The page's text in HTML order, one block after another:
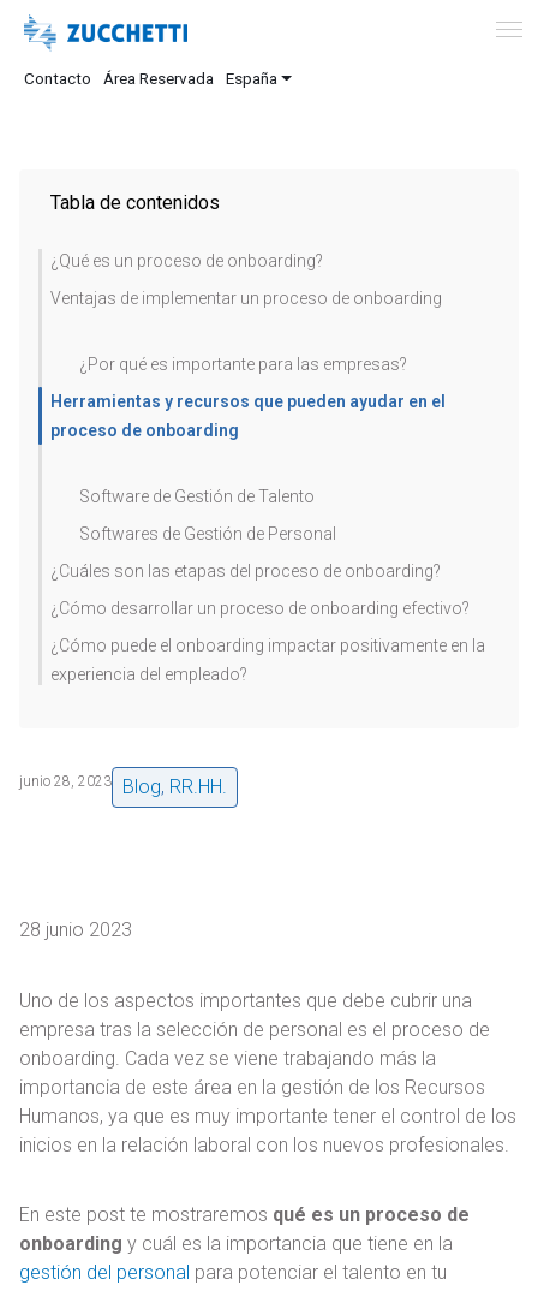
Contacto Área Reservada España
Tabla de contenidos
¿Qué es un proceso de onboarding?
Ventajas de implementar un proceso de onboarding
¿Por qué es importante para las empresas?
Herramientas y recursos que pueden ayudar en el
proceso de onboarding
Software de Gestión de Talento
Softwares de Gestión de Personal
¿Cuáles son las etapas del proceso de onboarding?
¿Cómo desarrollar un proceso de onboarding efectivo?
¿Cómo puede el onboarding impactar positivamente en la
experiencia del empleado?
junio 28, 2023 Blog, RR.HH.
28 junio 2023
Uno de los aspectos importantes que debe cubrir una
empresa tras la selección de personal es el proceso de
onboarding. Cada vez se viene trabajando más la
importancia de este área en la gestión de los Recursos
Humanos, ya que es muy importante tener el control de los
inicios en la relación laboral con los nuevos profesionales.
En este post te mostraremos qué es un proceso de
onboarding y cuál es la importancia que tiene en la
gestión del personal para potenciar el talento en tu